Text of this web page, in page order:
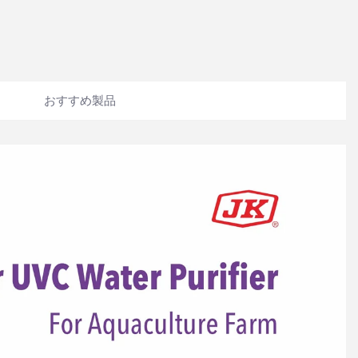
おすすめ製品